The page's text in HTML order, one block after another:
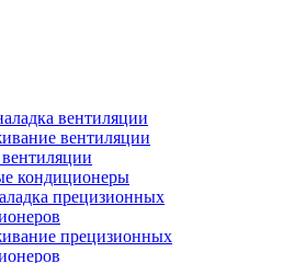
вентиляции
вентиляции
кондиционеры
прецизионных
прецизионных